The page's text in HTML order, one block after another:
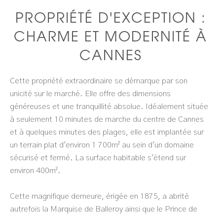
PROPRIÉTÉ D'EXCEPTION :
CHARME ET MODERNITÉ À
CANNES
Cette propriété extraordinaire se démarque par son
unicité sur le marché. Elle offre des dimensions
généreuses et une tranquillité absolue. Idéalement située
à seulement 10 minutes de marche du centre de Cannes
et à quelques minutes des plages, elle est implantée sur
un terrain plat d'environ 1 700m² au sein d'un domaine
sécurisé et fermé. La surface habitable s'étend sur
environ 400m².
Cette magnifique demeure, érigée en 1875, a abrité
autrefois la Marquise de Balleroy ainsi que le Prince de